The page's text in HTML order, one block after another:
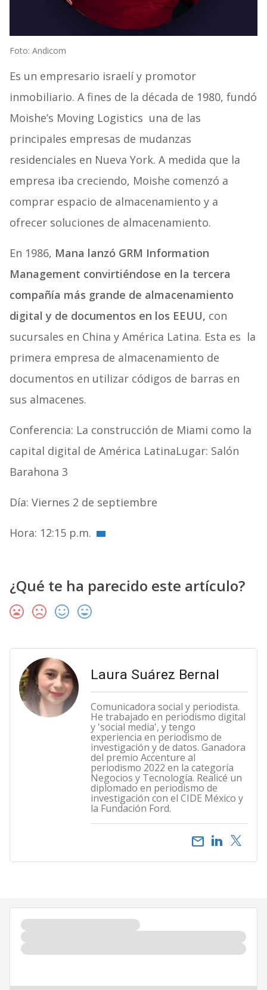
Foto: Andicom
Es un empresario israelí y promotor
inmobiliario. A fines de la década de 1980, fundó
Moishe’s Moving Logistics una de las
principales empresas de mudanzas
residenciales en Nueva York. A medida que la
empresa iba creciendo, Moishe comenzó a
comprar espacio de almacenamiento y a
ofrecer soluciones de almacenamiento.
En 1986, Mana lanzó GRM Information
Management convirtiéndose en la tercera
compañía más grande de almacenamiento
digital y de documentos en los EEUU, con
sucursales en China y América Latina. Esta es la
primera empresa de almacenamiento de
documentos en utilizar códigos de barras en
sus almacenes.
Conferencia: La construcción de Miami como la
capital digital de América LatinaLugar: Salón
Barahona 3
Día: Viernes 2 de septiembre
Hora: 12:15 p.m.
¿Qué te ha parecido este artículo?
Laura Suárez Bernal
Comunicadora social y periodista.
He trabajado en periodismo digital
y 'social media', y tengo
experiencia en periodismo de
investigación y de datos. Ganadora
del premio Accenture al
periodismo 2022 en la categoría
Negocios y Tecnología. Realicé un
diplomado en periodismo de
investigación con el CIDE México y
la Fundación Ford.
email